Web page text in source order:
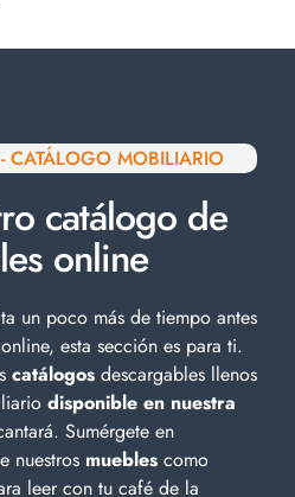
CATÁLOGO MOBILIARIO
catálogo de
online
un poco más de tiempo antes
esta sección es para ti.
catálogos descargables llenos
disponible en nuestra
Sumérgete en
nuestros muebles como
leer con tu café de la